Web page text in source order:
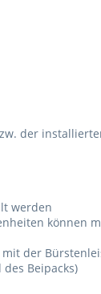
der
werden
können
der
Beipacks)